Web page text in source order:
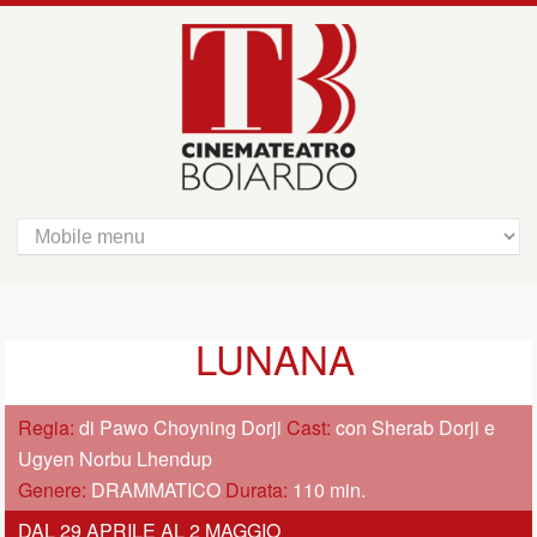
LUNANA
Regia:di Pawo Choyning Dorji Cast:con Sherab Dorji e
Ugyen Norbu Lhendup
Genere: DRAMMATICO Durata: 110 min.
DAL 29 APRILE AL 2 MAGGIO